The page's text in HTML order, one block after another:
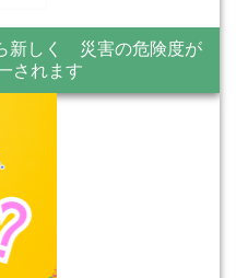
新しく 災害の危険度が
されます